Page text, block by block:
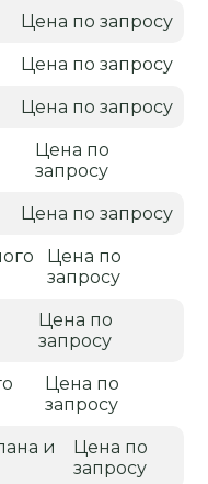
Цена по запросу
Цена по запросу
Цена по запросу
Цена по
запросу
Цена по запросу
Цена по
запросу
Цена по
запросу
Цена по
запросу
и
Цена по
запросу